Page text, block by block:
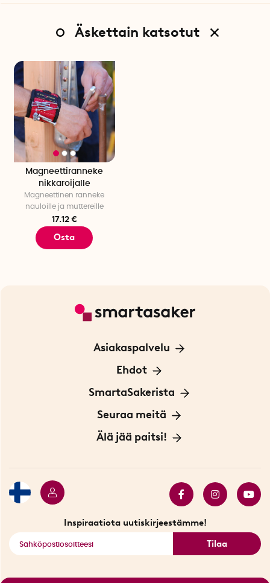
Äskettain katsotut
Magneettiranneke
nikkaroijalle
Magneettinen ranneke
nauloille ja muttereille
17.12 €
Osta
Asiakaspalvelu
Ota yhteyttä
Ehdot
Tietoa evästeistä
Yksityisyydensuoja
Sopimusehdot
SmartaSakerista
Meistä
Myymälä Tukholmassa
Seuraa meitä
Innovaattoriblogi
Älä jää paitsi!
Inspiraatiota uutiskirjeestämme!
Tilaa